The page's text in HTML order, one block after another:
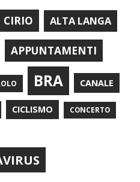
CIRIO ALTA LANGA
APPUNTAMENTI
BRA CANALE
CICLISMO CONCERTO